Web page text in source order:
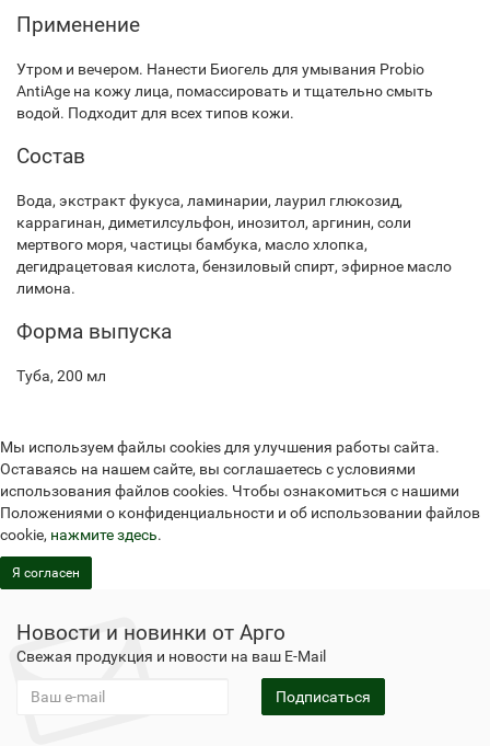
Применение
Утром и вечером. Нанести Биогель для умывания Probio
AntiAge на кожу лица, помассировать и тщательно смыть
водой. Подходит для всех типов кожи.
Состав
Вода, экстракт фукуса, ламинарии, лаурил глюкозид,
каррагинан, диметилсульфон, инозитол, аргинин, соли
мертвого моря, частицы бамбука, масло хлопка,
дегидрацетовая кислота, бензиловый спирт, эфирное масло
лимона.
Форма выпуска
Туба, 200 мл
Мы используем файлы cookies для улучшения работы сайта.
Оставаясь на нашем сайте, вы соглашаетесь с условиями
использования файлов cookies. Чтобы ознакомиться с нашими
Положениями о конфиденциальности и об использовании файлов
cookie, нажмите здесь.
Я согласен
Новости и новинки от Арго
Свежая продукция и новости на ваш E-Mail
Подписаться